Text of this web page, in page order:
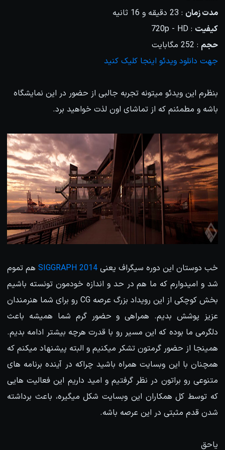
مدت زمان : 23 دقیقه و 16 ثانیه
کیفیت : 720p - HD
حجم : 252 مگابایت
جهت دانلود ویدئو اینجا کلیک کنید
بنظرم این ویدئو میتونه تجربه جالبی از حضور در این نمایشگاه
باشه و مطمئنم که از تماشای اون لذت خواهید برد.
خب دوستان این دوره سیگراف یعنی SIGGRAPH 2014 هم تموم
شد و امیدوارم که ما هم در حد و اندازه خودمون تونسته باشیم
بخش کوچکی از این رویداد بزرگ عرصه CG رو برای شما هنرمندان
عزیز پوشش بدیم. همراهی و حضور گرم شما همیشه باعث
دلگرمی ما بوده که این مسیر رو با قدرت هرچه بیشتر ادامه بدیم.
همینجا از حضور گرمتون تشکر میکنیم و البته پیشنهاد میکنم که
همچنان با این وبسایت همراه باشید چراکه در آینده برنامه های
متنوعی رو براتون در نظر گرفتیم و امید داریم این فعالیت هایی
که توسط کل همکاران این وبسایت شکل میگیره، باعث برداشته
شدن قدم مثبتی در این عرصه باشه.
یاحق